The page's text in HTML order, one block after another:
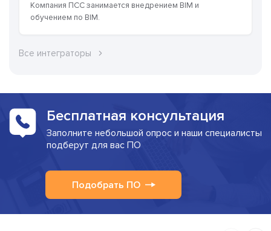
Компания ПСС занимается внедрением BIM и
обучением по BIM.
Все интеграторы
Бесплатная консультация
Заполните небольшой опрос и наши специалисты
подберут для вас ПО
Подобрать ПО